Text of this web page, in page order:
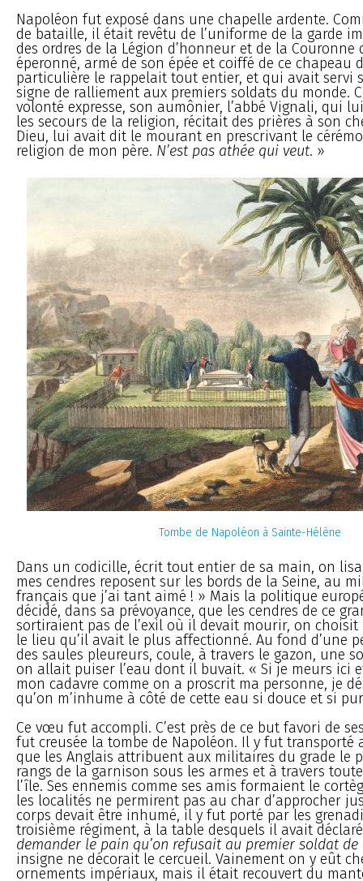
Napoléon fut exposé dans une chapelle ardente.
de bataille, il était revêtu de l’uniforme de la garde
des ordres de la Légion d’honneur et de la Couronne
éperonné, armé de son épée et coiffé de ce chapeau
particulière le rappelait tout entier, et qui avait servi
signe de ralliement aux premiers soldats du monde.
volonté expresse, son aumônier, l’abbé Vignali, qui
les secours de la religion, récitait des prières à son
Dieu, lui avait dit le mourant en prescrivant le
religion de mon père. N’est pas athée qui veut. »
Tombe de Napoléon à Sainte-Hélène
Dans un codicille, écrit tout entier de sa main, on
mes cendres reposent sur les bords de la Seine, au
français que j’ai tant aimé ! » Mais la politique
décidé, dans sa prévoyance, que les cendres de ce
sortiraient pas de l’exil où il devait mourir, on choisit
le lieu qu’il avait le plus affectionné. Au fond d’une
des saules pleureurs, coule, à travers le gazon, une
on allait puiser l’eau dont il buvait. « Si je meurs ici
mon cadavre comme on a proscrit ma personne, je
qu’on m’inhume à côté de cette eau si douce et si
Ce vœu fut accompli. C’est près de ce but favori de
fut creusée la tombe de Napoléon. Il y fut transporté
que les Anglais attribuent aux militaires du grade le
rangs de la garnison sous les armes et à travers
l’île. Ses ennemis comme ses amis formaient le
les localités ne permirent pas au char d’approcher
corps devait être inhumé, il y fut porté par les
troisième régiment, à la table desquels il avait
demander le pain qu’on refusait au premier soldat de
insigne ne décorait le cercueil. Vainement on y eût
ornements impériaux, mais il était recouvert du